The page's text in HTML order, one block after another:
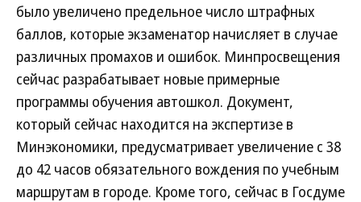
было увеличено предельное число штрафных
баллов, которые экзаменатор начисляет в случае
различных промахов и ошибок. Минпросвещения
сейчас разрабатывает новые примерные
программы обучения автошкол. Документ,
который сейчас находится на экспертизе в
Минэкономики, предусматривает увеличение с 38
до 42 часов обязательного вождения по учебным
маршрутам в городе. Кроме того, сейчас в Госдуме